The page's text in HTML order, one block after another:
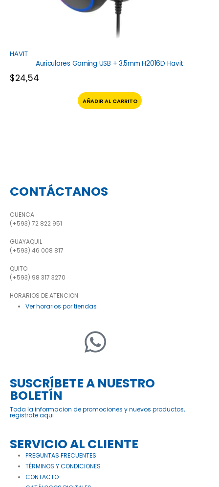
HAVIT
Auriculares Gaming USB + 3.5mm H2016D Havit
$24,54
AÑADIR AL CARRITO
CONTÁCTANOS
CUENCA
(+593) 72 822 951
GUAYAQUIL
(+593) 46 008 817
QUITO
(+593) 98 317 3270
HORARIOS DE ATENCION
Ver horarios por tiendas
SUSCRÍBETE A NUESTRO
BOLETÍN
Toda la informacion de promociones y nuevos productos,
registrate aqui
SERVICIO AL CLIENTE
PREGUNTAS FRECUENTES
TÉRMINOS Y CONDICIONES
CONTACTO